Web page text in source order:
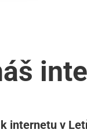
internetu v